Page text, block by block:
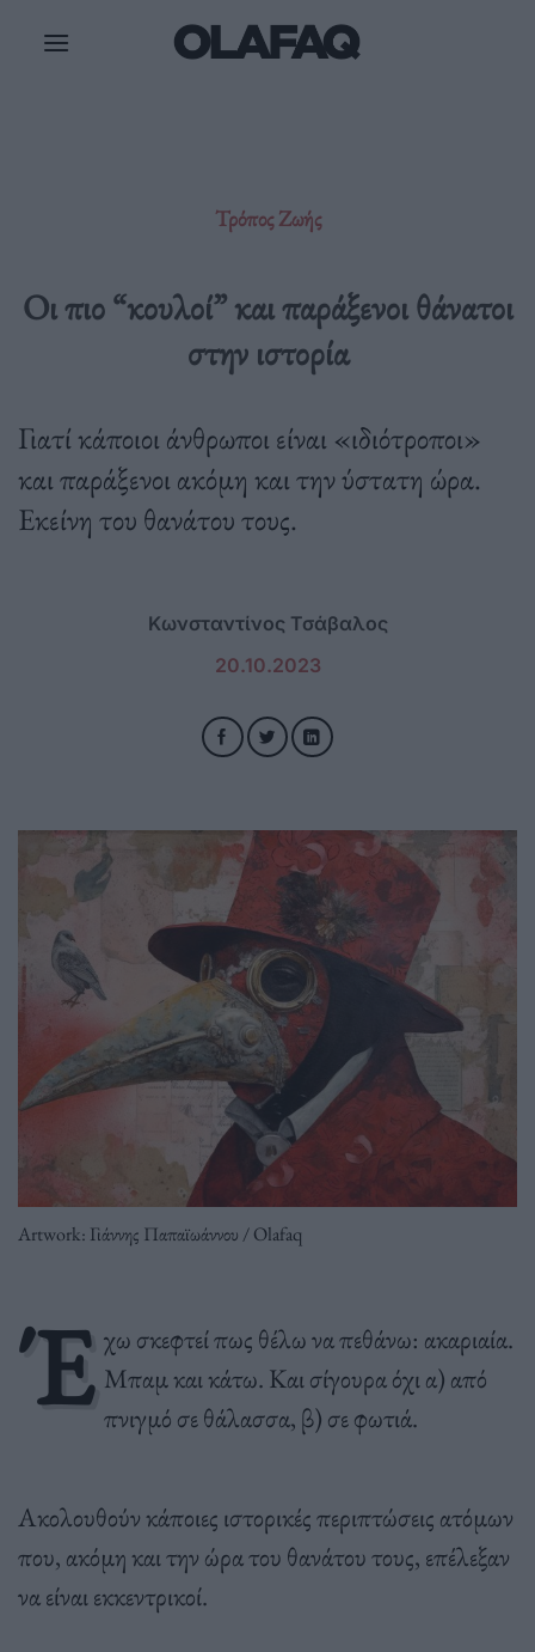
Τρόπος Ζωής
Οι πιο “κουλοί” και παράξενοι θάνατοι
στην ιστορία
Γιατί κάποιοι άνθρωποι είναι «ιδιότροποι»
και παράξενοι ακόμη και την ύστατη ώρα.
Εκείνη του θανάτου τους.
Κωνσταντίνος Τσάβαλος
20.10.2023
Artwork: Γιάννης Παπαϊωάννου / Olafaq
Έ χω σκεφτεί πως θέλω να πεθάνω: ακαριαία.
Μπαμ και κάτω. Και σίγουρα όχι α) από
πνιγμό σε θάλασσα, β) σε φωτιά.
Ακολουθούν κάποιες ιστορικές περιπτώσεις ατόμων
που, ακόμη και την ώρα του θανάτου τους, επέλεξαν
να είναι εκκεντρικοί.